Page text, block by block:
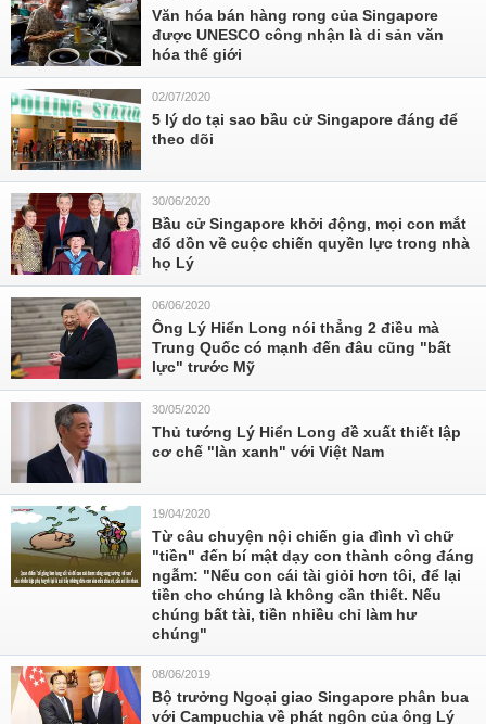
Văn hóa bán hàng rong của Singapore
được UNESCO công nhận là di sản văn
hóa thế giới
02/07/2020
5 lý do tại sao bầu cử Singapore đáng để
theo dõi
30/06/2020
Bầu cử Singapore khởi động, mọi con mắt
đổ dồn về cuộc chiến quyền lực trong nhà
họ Lý
06/06/2020
Ông Lý Hiển Long nói thẳng 2 điều mà
Trung Quốc có mạnh đến đâu cũng "bất
lực" trước Mỹ
30/05/2020
Thủ tướng Lý Hiển Long đề xuất thiết lập
cơ chế "làn xanh" với Việt Nam
19/04/2020
Từ câu chuyện nội chiến gia đình vì chữ
"tiền" đến bí mật dạy con thành công đáng
ngẫm: "Nếu con cái tài giỏi hơn tôi, để lại
tiền cho chúng là không cần thiết. Nếu
chúng bất tài, tiền nhiều chỉ làm hư
chúng"
08/06/2019
Bộ trưởng Ngoại giao Singapore phân bua
với Campuchia về phát ngôn của ông Lý